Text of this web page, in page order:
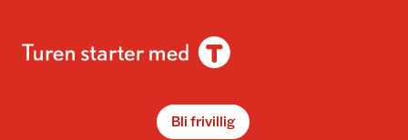
Bli frivillig